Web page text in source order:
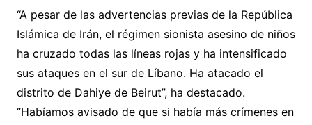
“A pesar de las advertencias previas de la República
Islámica de Irán, el régimen sionista asesino de niños
ha cruzado todas las líneas rojas y ha intensificado
sus ataques en el sur de Líbano. Ha atacado el
distrito de Dahiye de Beirut”, ha destacado.
“Habíamos avisado de que si había más crímenes en